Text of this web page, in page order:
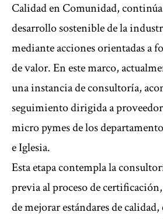
Calidad en Comunidad,
desarrollo sostenible de la
mediante acciones orientadas a
de valor. En este marco,
una instancia de consultoría,
seguimiento dirigida a
micro pymes de los
e Iglesia.
Esta etapa contempla la
previa al proceso de
de mejorar estándares de